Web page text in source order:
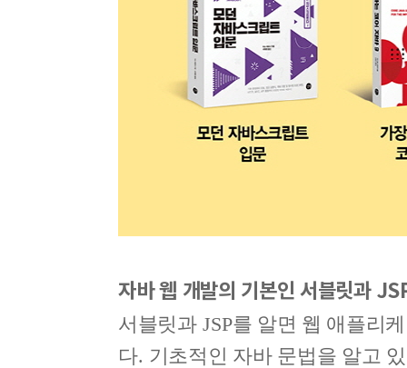
자바 웹 개발의 기본인 서블릿과
서블릿과 JSP를 알면 웹 애플리
다. 기초적인 자바 문법을 알고